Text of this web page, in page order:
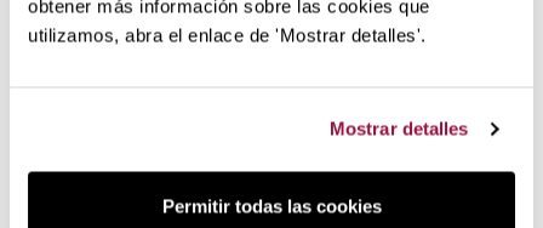
obtener más información sobre las cookies que
utilizamos, abra el enlace de 'Mostrar detalles'.
Mostrar detalles
Permitir todas las cookies
Pequeño y compacto, ocupa muy poco espacio
Compatible bolsas con cierre tipozip de Foodsaver